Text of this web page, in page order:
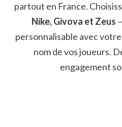
partout en France.
Nike, Givova et Zeus
personnalisable avec
nom de vos joueurs.
engagement